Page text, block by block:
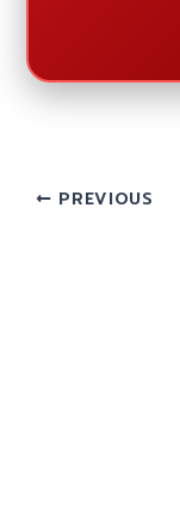
PREVIOUS